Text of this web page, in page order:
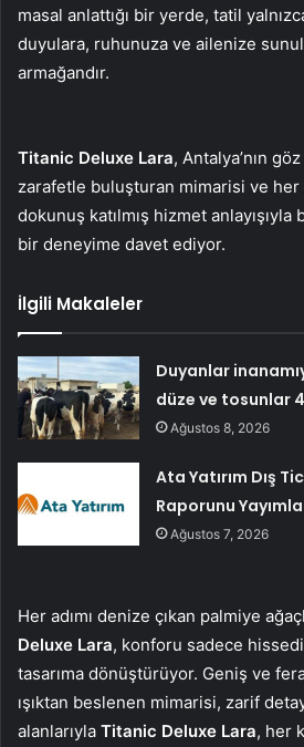
masal anlattığı bir yerde, tatil
duyulara, ruhunuza ve ailenize
armağandır.
Titanic Deluxe Lara, Antalya’nın göz
zarafetle buluşturan mimarisi ve her
dokunuş katılmış hizmet
bir deneyime davet ediyor.
İlgili Makaleler
Duyanlar
düze ve tosunlar
Ağustos 8, 2026
Ata Yatırım Dış
Raporunu
Ağustos 7, 2026
Her adımı denize çıkan palmiye
Deluxe Lara, konforu sadece
tasarıma dönüştürüyor. Geniş ve
ışıktan beslenen mimarisi, zarif
alanlarıyla Titanic Deluxe Lara, her